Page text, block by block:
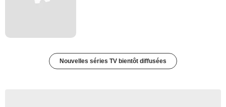
Nouvelles séries TV bientôt diffusées